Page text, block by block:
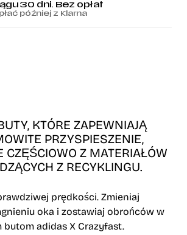
30 dni. Bez opłat
później z Klarna
KTÓRE ZAPEWNIAJĄ
PRZYSPIESZENIE,
Z MATERIAŁÓW
Z RECYKLINGU.
prędkości. Zmieniaj
oka i zostawiaj obrońców w
adidas X Crazyfast.